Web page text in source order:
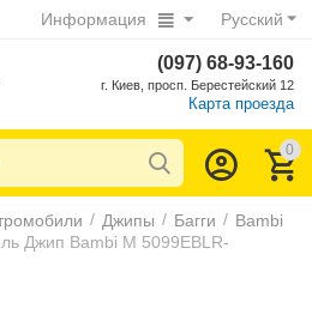
Русский
Информация
(097) 68-93-160
г. Киев, просп. Берестейский 12
Карта проезда
0
/ Джипы / Багги / Bambi
Джип Bambi M 5099EBLR-